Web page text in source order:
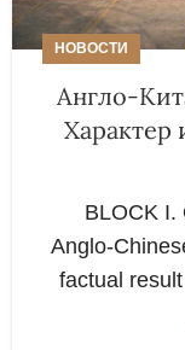
НОВОСТИ
Англо-
Характер
BLOCK I.
Anglo-
factual